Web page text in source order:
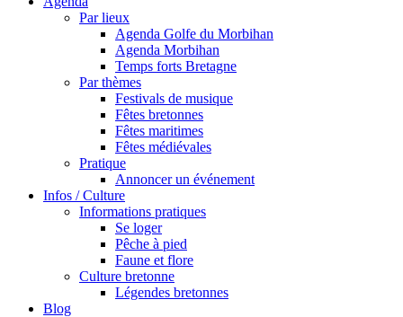
Par lieux
Agenda Golfe du Morbihan
Agenda Morbihan
Temps forts Bretagne
Par thèmes
Festivals de musique
Fêtes bretonnes
Fêtes maritimes
Fêtes médiévales
Pratique
Annoncer un événement
Infos / Culture
Informations pratiques
Se loger
Pêche à pied
Faune et flore
Culture bretonne
Légendes bretonnes
Blog